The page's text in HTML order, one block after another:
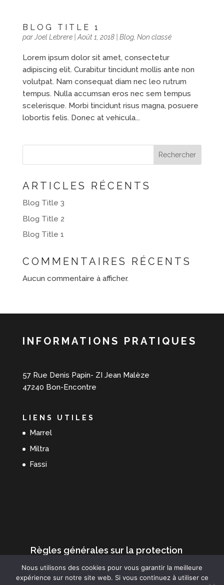
BLOG TITLE 1
parJoel Lebrere| Août 1, 2018| Blog, Non classé
Lorem ipsum dolor sit amet, consectetur
adipiscing elit. Curabitur tincidunt mollis ante non
volutpat. Nam consequat diam nec leo rutrum
tempus. Nulla accumsan eros nec sem tempus
scelerisque. Morbi tincidunt risus magna, posuere
lobortis felis. Donec at vehicula...
Rechercher
ARTICLES RÉCENTS
Blog Title 3
Blog Title 2
Blog Title 1
COMMENTAIRES RÉCENTS
Aucun commentaire à afficher.
INFORMATIONS PRATIQUES
57 Rue Denis Papin- ZI Jean Malèze
47240 Bon-Encontre
LIENS UTILES
Marrel
Miltra
Fassi
Règles générales sur la protection
des données
Mentions Légales
Nous utilisons des cookies pour vous garantir la meilleure
expérience sur notre site web. Si vous continuez à utiliser ce